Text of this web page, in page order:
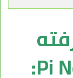
عن عملة Pi Network: